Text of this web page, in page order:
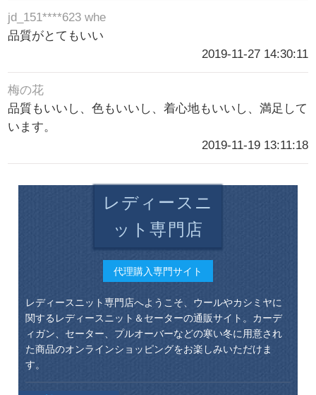
jd_151****623 whe
品質がとてもいい
2019-11-27 14:30:11
梅の花
品質もいいし、色もいいし、着心地もいいし、満足して
います。
2019-11-19 13:11:18
レディースニ
ット専門店
代理購入専門サイト
レディースニット専門店へようこそ、ウールやカシミヤに
関するレディースニット＆セーターの通販サイト。カーデ
ィガン、セーター、プルオーバーなどの寒い冬に用意され
た商品のオンラインショッピングをお楽しみいただけま
す。